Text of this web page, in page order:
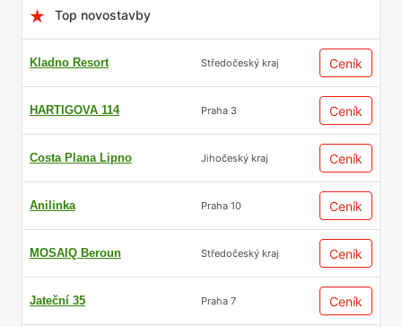
Top novostavby
Kladno Resort Středočeský kraj Ceník
HARTIGOVA 114 Praha 3 Ceník
Costa Plana Lipno Jihočeský kraj Ceník
Anilinka Praha 10 Ceník
MOSAIQ Beroun Středočeský kraj Ceník
Jateční 35 Praha 7 Ceník